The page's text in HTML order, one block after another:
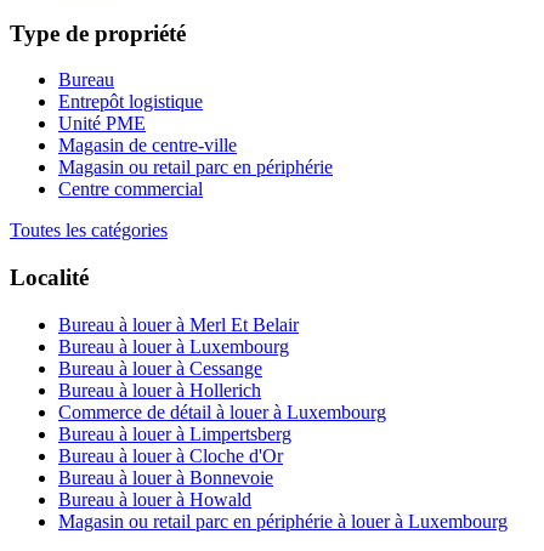
Type de propriété
Bureau
Entrepôt logistique
Unité PME
Magasin de centre-ville
Magasin ou retail parc en périphérie
Centre commercial
Toutes les catégories
Localité
Bureau à louer à Merl Et Belair
Bureau à louer à Luxembourg
Bureau à louer à Cessange
Bureau à louer à Hollerich
Commerce de détail à louer à Luxembourg
Bureau à louer à Limpertsberg
Bureau à louer à Cloche d'Or
Bureau à louer à Bonnevoie
Bureau à louer à Howald
Magasin ou retail parc en périphérie à louer à Luxembourg